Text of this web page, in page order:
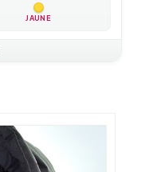
JAUNE